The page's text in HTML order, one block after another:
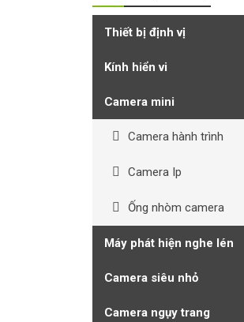
Thiết bị định vị
Kính hiển vi
Camera mini
Camera hành trình
Camera Ip
Ống nhòm camera
Máy phát hiện nghe lén
Camera siêu nhỏ
Camera ngụy trang